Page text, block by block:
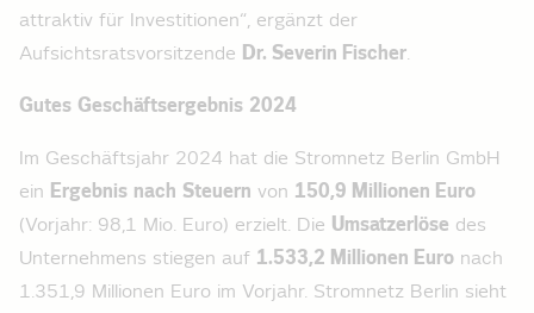
attraktiv für Investitionen“, ergänzt der
Aufsichtsratsvorsitzende Dr. Severin Fischer.
Gutes Geschäftsergebnis 2024
Im Geschäftsjahr 2024 hat die Stromnetz Berlin GmbH
ein Ergebnis nach Steuern von 150,9 Millionen Euro
(Vorjahr: 98,1 Mio. Euro) erzielt. Die Umsatzerlöse des
Unternehmens stiegen auf 1.533,2 Millionen Euro nach
1.351,9 Millionen Euro im Vorjahr. Stromnetz Berlin sieht